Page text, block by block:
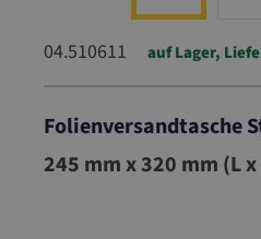
04.510611 auf Lager,
Folienversandtasche
04.510611
245 mm x 320 mm (L x